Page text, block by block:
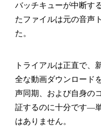
バッチキューが中断す
たファイルは元の音声
た。
トライアルは正直で、
全な動画ダウンロード
声同期、および自身の
証するのに十分です—
はありません。